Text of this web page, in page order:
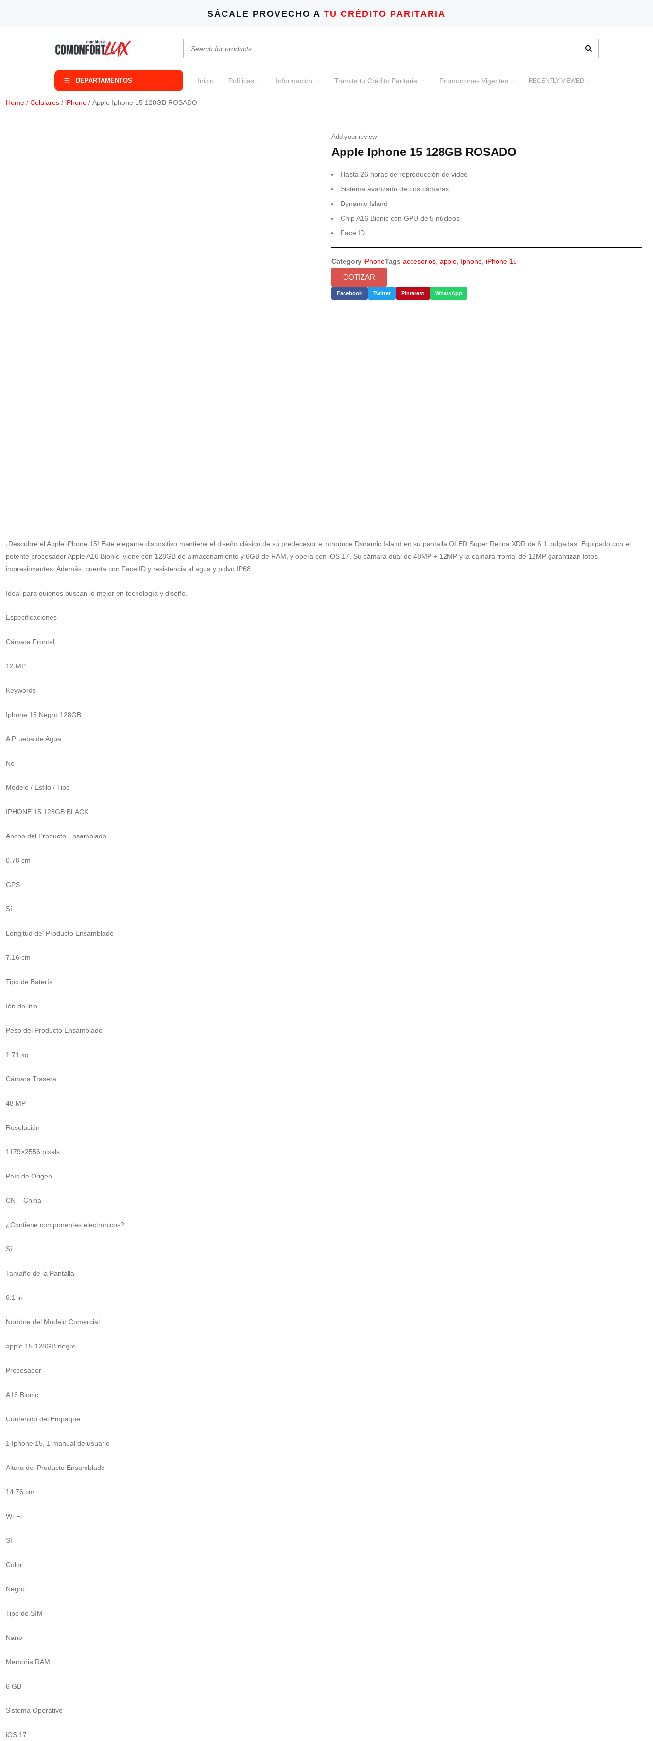
SÁCALE PROVECHO A TU CRÉDITO PARITARIA
DEPARTAMENTOS Inicio Políticas Información Tramita tu Crédito Paritaria Promociones Vigentes RECENTLY VIEWED
Home / Celulares / iPhone / Apple Iphone 15 128GB ROSADO
Add your review
Apple Iphone 15 128GB ROSADO
Hasta 26 horas de reproducción de video
Sistema avanzado de dos cámaras
Dynamic Island
Chip A16 Bionic con GPU de 5 núcleos
Face ID
Category iPhoneTags accesorios apple Iphone iPhone 15
COTIZAR
Facebook Twitter Pinterest WhatsApp
¡Descubre el Apple iPhone 15! Este elegante dispositivo mantiene el diseño clásico de su predecesor e introduce Dynamic Island en su pantalla OLED Super Retina XDR de 6.1 pulgadas. Equipado con el
potente procesador Apple A16 Bionic, viene con 128GB de almacenamiento y 6GB de RAM, y opera con iOS 17. Su cámara dual de 48MP + 12MP y la cámara frontal de 12MP garantizan fotos
impresionantes. Además, cuenta con Face ID y resistencia al agua y polvo IP68.
Ideal para quienes buscan lo mejor en tecnología y diseño.
Especificaciones
Cámara Frontal
12 MP
Keywords
Iphone 15 Negro 128GB
A Prueba de Agua
No
Modelo / Estilo / Tipo
IPHONE 15 128GB BLACK
Ancho del Producto Ensamblado
0.78 cm
GPS
Sí
Longitud del Producto Ensamblado
7.16 cm
Tipo de Batería
Ión de litio
Peso del Producto Ensamblado
1.71 kg
Cámara Trasera
48 MP
Resolución
1179×2556 pixels
País de Origen
CN – China
¿Contiene componentes electrónicos?
Sí
Tamaño de la Pantalla
6.1 in
Nombre del Modelo Comercial
apple 15 128GB negro
Procesador
A16 Bionic
Contenido del Empaque
1 Iphone 15, 1 manual de usuario
Altura del Producto Ensamblado
14.76 cm
Wi-Fi
Sí
Color
Negro
Tipo de SIM
Nano
Memoria RAM
6 GB
Sistema Operativo
iOS 17